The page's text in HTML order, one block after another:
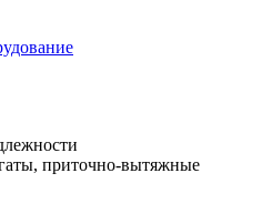
приточно-вытяжные